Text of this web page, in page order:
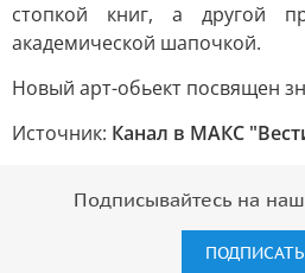
стопкой книг, а другой
академической шапочкой.
Новый арт-обьект посвящен
Источник: Канал в МАКС
Подписывайтесь на